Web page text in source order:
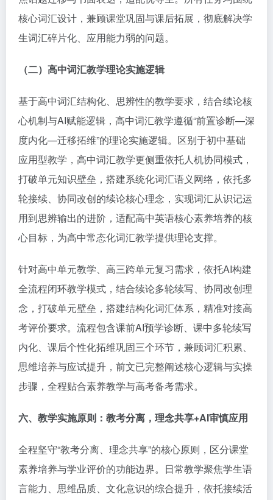
核心词汇设计，兼顾课堂巩固与课后拓展，彻底解决学
生词汇碎片化、应用能力弱的问题。
（二）高中词汇教学理论实施逻辑
基于高中词汇结构化、思辨性的教学要求，结合续论核
心机制与AI赋能逻辑，高中词汇教学遵循“前置诊断—深
度内化—迁移拓维”的理论实施逻辑。区别于初中基础
应用型教学，高中词汇教学更侧重依托人机协同模式，
打破单元知识壁垒，搭建系统化词汇语义网络，依托多
轮接续、协同改创的续论核心理念，实现词汇从识记运
用到思辨输出的进阶，适配高中英语核心素养培养的核
心目标，为高中常态化词汇教学提供理论支撑。
针对高中单元教学、高三跨单元复习需求，依托AI构建
全流程闭环教学模式，结合续论多轮续写、协同改创理
念，打破单元壁垒，搭建结构化词汇体系，精准对接高
考评价要求。流程包含课前AI预学诊断、课中多轮续写
内化、课后个性化拓维巩固三个环节，兼顾词汇积累、
思维培养与应试提升，前文已完整阐述核心逻辑与实操
步骤，全程贴合素养教学与高考备考需求。
六、教学实施原则：教考分离，理念共享+AI审慎应用
全程坚守“教考分离、理念共享”的核心原则，区分课堂
素养培养与学业评价的功能边界。日常教学聚焦学生语
言能力、思维品质、文化意识的综合提升，依托接续活